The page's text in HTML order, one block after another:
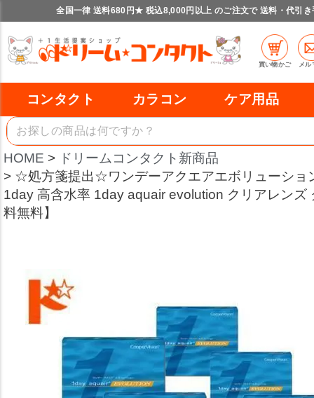
全国一律 送料680円★ 税込8,000円以上 のご注文で 送料・代引き
買い物かご メル
コンタクト カラコン ケア用品
HOME
ドリームコンタクト新商品
☆処方箋提出☆ワンデーアクエアエボリューショ
1day 高含水率 1day aquair evolution クリアレンズ
料無料】